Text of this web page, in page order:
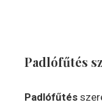
Padlófűtés
Padlófűtés